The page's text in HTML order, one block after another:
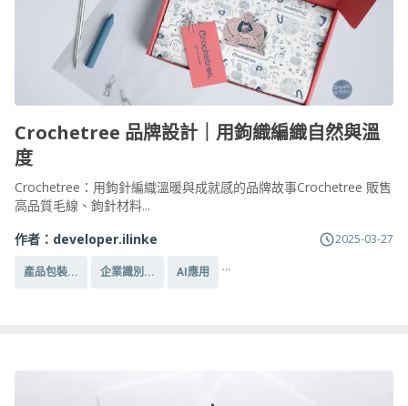
Crochetree 品牌設計｜用鉤織編織自然與溫
度
Crochetree：用鉤針編織溫暖與成就感的品牌故事Crochetree 販售
高品質毛線、鉤針材料...
作者： developer.ilinke 2025-03-27
產品包裝... 企業識別... AI應用 ...